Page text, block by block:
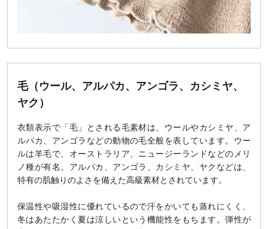
毛（ウール、アルパカ、アンゴラ、カシミヤ、
ヤク）
衣類表示で「毛」とされる毛素材は、ウールやカシミヤ、ア
ルパカ、アンゴラなどの動物の毛全般を表しています。ウー
ルは羊毛で、オーストラリア、ニュージーランドなどのメリ
ノ種が有名。アルパカ、アンゴラ、カシミヤ、ヤクなどは、
特有の肌触りのよさを備えた高級素材とされています。
保温性や吸湿性に優れているので汗をかいても蒸れにくく、
冬はあたたかく夏は涼しいという機能性をもちます。弾性が